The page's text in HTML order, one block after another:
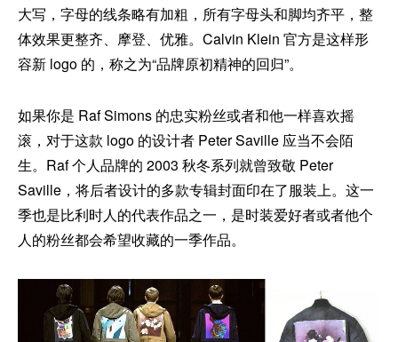
大写，字母的线条略有加粗，所有字母头和脚均齐平，整
体效果更整齐、摩登、优雅。Calvin Klein 官方是这样形
容新 logo 的，称之为“品牌原初精神的回归”。
如果你是 Raf Simons 的忠实粉丝或者和他一样喜欢摇
滚，对于这款 logo 的设计者 Peter Saville 应当不会陌
生。Raf 个人品牌的 2003 秋冬系列就曾致敬 Peter
Saville，将后者设计的多款专辑封面印在了服装上。这一
季也是比利时人的代表作品之一，是时装爱好者或者他个
人的粉丝都会希望收藏的一季作品。